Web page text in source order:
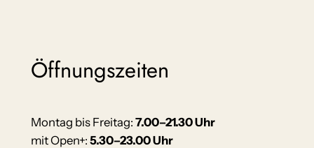
Öffnungszeiten
Montag bis Freitag: 7.00–21.30 Uhr
mit Open+: 5.30–23.00 Uhr